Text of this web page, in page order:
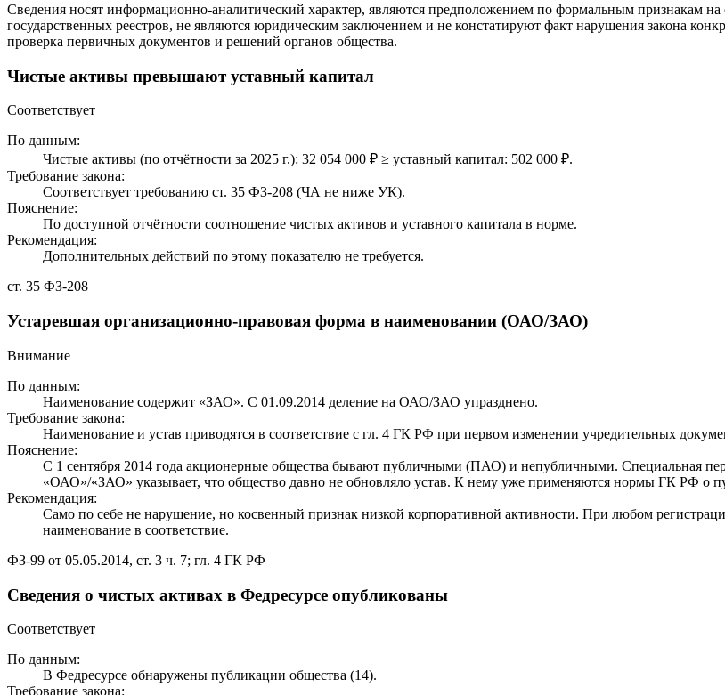
Сведения носят информационно-аналитический характер, являются предположением по формальным признакам на
государственных реестров, не являются юридическим заключением и не констатируют факт нарушения закона
проверка первичных документов и решений органов общества.
Чистые активы превышают уставный капитал
Соответствует
По данным:
Чистые активы (по отчётности за 2025 г.): 32 054 000 ₽ ≥ уставный капитал: 502 000 ₽.
Требование закона:
Соответствует требованию ст. 35 ФЗ-208 (ЧА не ниже УК).
Пояснение:
По доступной отчётности соотношение чистых активов и уставного капитала в норме.
Рекомендация:
Дополнительных действий по этому показателю не требуется.
ст. 35 ФЗ-208
Устаревшая организационно-правовая форма в наименовании (ОАО/ЗАО)
Внимание
По данным:
Наименование содержит «ЗАО». С 01.09.2014 деление на ОАО/ЗАО упразднено.
Требование закона:
Наименование и устав приводятся в соответствие с гл. 4 ГК РФ при первом изменении учредительных
Пояснение:
С 1 сентября 2014 года акционерные общества бывают публичными (ПАО) и непубличными. Специальная
«ОАО»/«ЗАО» указывает, что общество давно не обновляло устав. К нему уже применяются нормы ГК РФ о
Рекомендация:
Само по себе не нарушение, но косвенный признак низкой корпоративной активности. При любом
наименование в соответствие.
ФЗ-99 от 05.05.2014, ст. 3 ч. 7; гл. 4 ГК РФ
Сведения о чистых активах в Федресурсе опубликованы
Соответствует
По данным:
В Федресурсе обнаружены публикации общества (14).
Требование закона: